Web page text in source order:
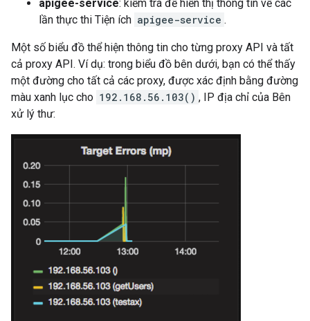
apigee-service: kiểm tra để hiển thị thông tin về các
lần thực thi Tiện ích apigee-service .
Một số biểu đồ thể hiện thông tin cho từng proxy API và tất
cả proxy API. Ví dụ: trong biểu đồ bên dưới, bạn có thể thấy
một đường cho tất cả các proxy, được xác định bằng đường
màu xanh lục cho 192.168.56.103() , IP địa chỉ của Bên
xử lý thư: